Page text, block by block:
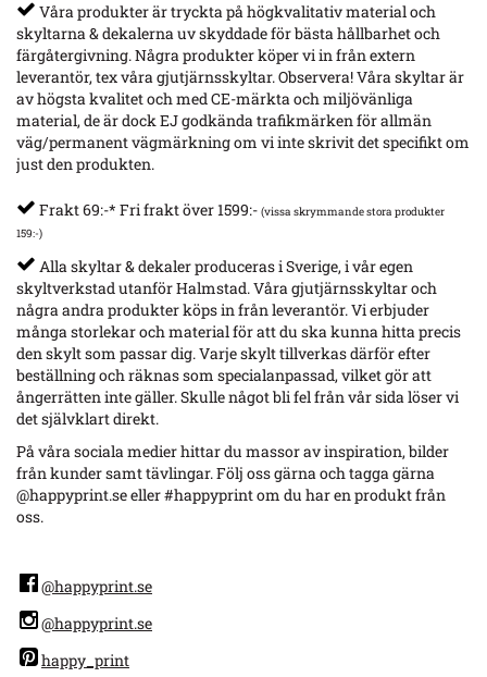
Våra produkter är tryckta på högkvalitativ material och
skyltarna & dekalerna uv skyddade för bästa hållbarhet och
färgåtergivning. Några produkter köper vi in från extern
leverantör, tex våra gjutjärnsskyltar. Observera! Våra skyltar är
av högsta kvalitet och med CE-märkta och miljövänliga
material, de är dock EJ godkända trafikmärken för allmän
väg/permanent vägmärkning om vi inte skrivit det specifikt om
just den produkten.
Frakt 69:-* Fri frakt över 1599:- (vissa skrymmande stora produkter
159:-)
Alla skyltar & dekaler produceras i Sverige, i vår egen
skyltverkstad utanför Halmstad. Våra gjutjärnsskyltar och
några andra produkter köps in från leverantör. Vi erbjuder
många storlekar och material för att du ska kunna hitta precis
den skylt som passar dig. Varje skylt tillverkas därför efter
beställning och räknas som specialanpassad, vilket gör att
ångerrätten inte gäller. Skulle något bli fel från vår sida löser vi
det självklart direkt.
På våra sociala medier hittar du massor av inspiration, bilder
från kunder samt tävlingar. Följ oss gärna och tagga gärna
@happyprint.se eller #happyprint om du har en produkt från
oss.
@happyprint.se
@happyprint.se
happy_print